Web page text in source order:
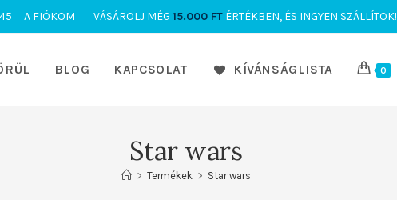
A FIÓKOM VÁSÁROLJ MÉG 15.000 FT ÉRTÉKBEN, ÉS INGYEN SZÁLLÍTOK!
BLOG KAPCSOLAT KÍVÁNSÁGLISTA 0
Star wars
> Termékek > Star wars